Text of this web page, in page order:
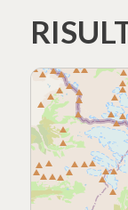
I nostri
Immobili
di lusso
Cosa
facciamo
Vendita
Affitto
Scegli
dove